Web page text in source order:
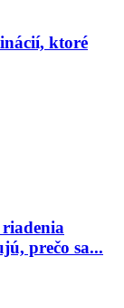
ktoré
prečo sa...